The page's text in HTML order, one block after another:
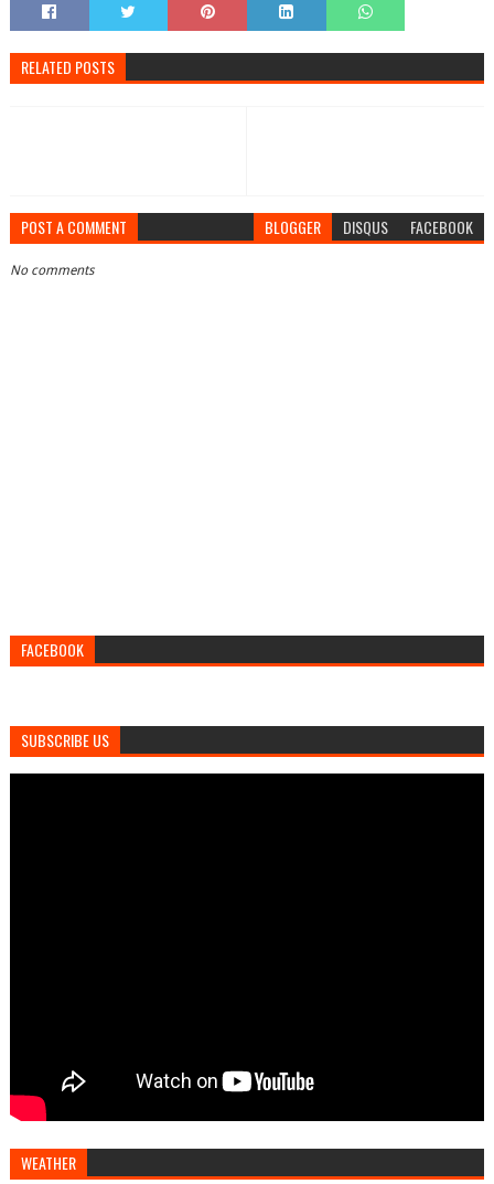
RELATED POSTS
POST A COMMENT BLOGGER DISQUS FACEBOOK
No comments
FACEBOOK
SUBSCRIBE US
WEATHER